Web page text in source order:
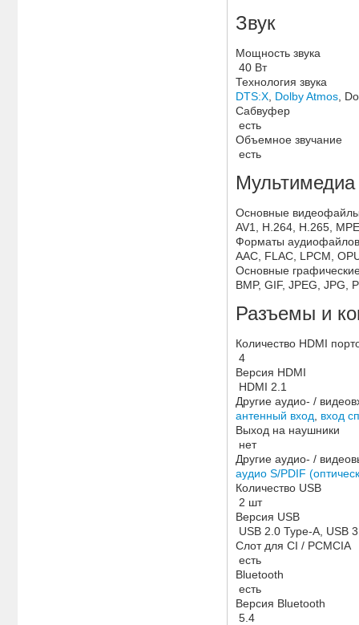
Звук
Мощность звука
40 Вт
Технология звука
DTS:X Dolby Atmos ,
Сабвуфер
есть
Объемное звучание
есть
Мультимедиа
Основные
AV1, H.264, H.265,
Форматы аудиофайлов
AAC, FLAC, LPCM,
Основные
BMP, GIF, JPEG, JPG,
Разъемы и
Количество HDMI
4
Версия HDMI
HDMI 2.1
Другие аудио- /
антенный вход
вход
Выход на наушники
нет
Другие аудио- /
аудио S/PDIF
Количество USB
2 шт
Версия USB
USB 2.0 Type-A, USB
Слот для CI / PCMCIA
есть
Bluetooth
есть
Версия Bluetooth
5.4